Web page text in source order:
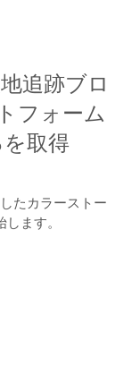
追跡ブロ
フォーム
を取得
たカラーストー
ます。